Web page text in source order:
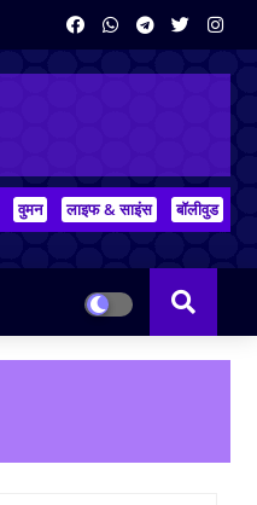
वुमन लाइफ & साइंस बॉलीवुड